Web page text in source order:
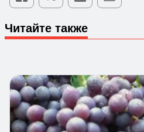
Читайте также